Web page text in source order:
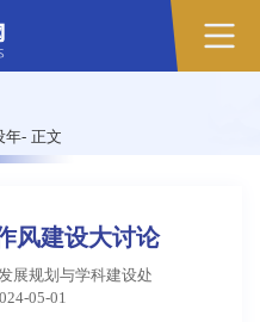
年- 正文
风建设大讨论
展规划与学科建设处
05-01